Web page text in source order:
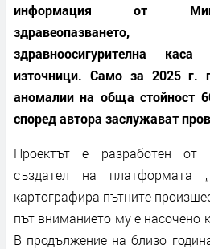
информация от
здравеопазването,
здравноосигурителна
източници. Само за 2025 г.
аномалии на обща стойност
според автора заслужават
Проектът е разработен
създател на платформата
картографира пътните
път вниманието му е насочено
В продължение на близо